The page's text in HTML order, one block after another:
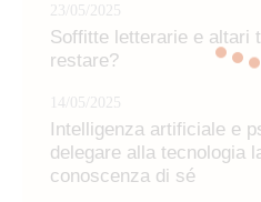
23/05/2025
Soffitte letterarie e altari
restare?
14/05/2025
Intelligenza artificiale e
delegare alla tecnologia
conoscenza di sé